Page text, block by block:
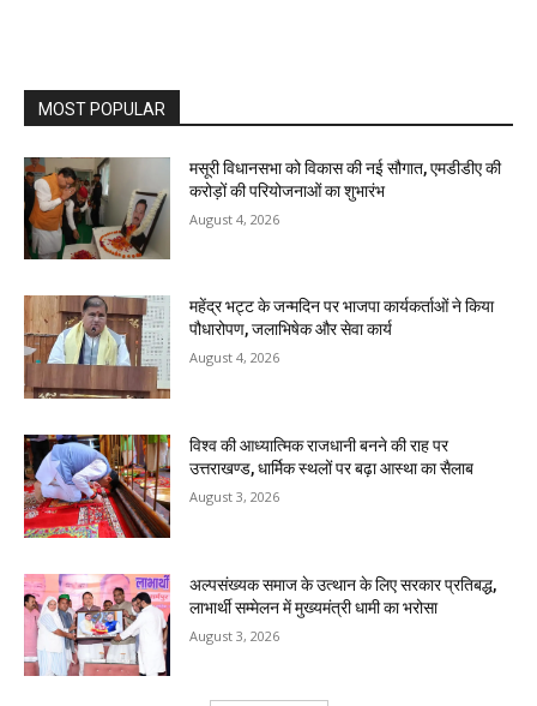
MOST POPULAR
मसूरी विधानसभा को विकास की नई सौगात, एमडीडीए की
करोड़ों की परियोजनाओं का शुभारंभ
August 4, 2026
महेंद्र भट्ट के जन्मदिन पर भाजपा कार्यकर्ताओं ने किया
पौधारोपण, जलाभिषेक और सेवा कार्य
August 4, 2026
विश्व की आध्यात्मिक राजधानी बनने की राह पर
उत्तराखण्ड, धार्मिक स्थलों पर बढ़ा आस्था का सैलाब
August 3, 2026
अल्पसंख्यक समाज के उत्थान के लिए सरकार प्रतिबद्ध,
लाभार्थी सम्मेलन में मुख्यमंत्री धामी का भरोसा
August 3, 2026